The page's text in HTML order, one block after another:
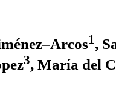
1,
3, María del